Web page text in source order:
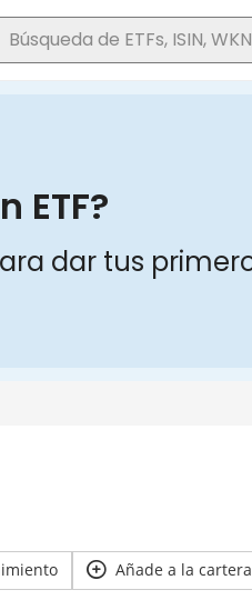
Añade a la cartera